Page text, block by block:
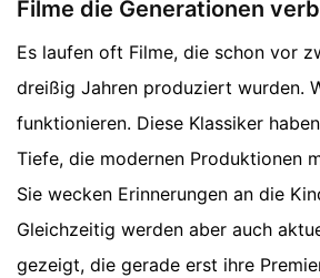
Filme die Generationen
Es laufen oft Filme, die schon vor
dreißig Jahren produziert wurden.
funktionieren. Diese Klassiker
Tiefe, die modernen Produktionen
Sie wecken Erinnerungen an die
Gleichzeitig werden aber auch
gezeigt, die gerade erst ihre